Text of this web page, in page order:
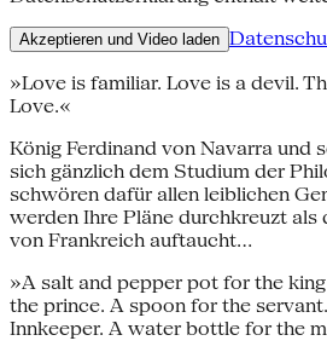
Akzeptieren und Video laden
»Love is familiar. Love is a devil.
Love.«
König Ferdinand von Navarra und
sich gänzlich dem Studium der
schwören dafür allen leiblichen
werden Ihre Pläne durchkreuzt als
von Frankreich auftaucht…
»A salt and pepper pot for the
the prince. A spoon for the
Innkeeper. A water bottle for the